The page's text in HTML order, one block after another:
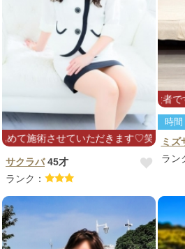
させていただきます♡笑顔とマッサー
サクラバ45才
ランク：
★エステ業界経験者です★オ
時間
ミズ
ラン